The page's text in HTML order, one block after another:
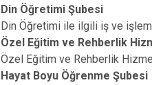
Din Öğretimi Şubesi
Din Öğretimi ile ilgili iş ve
Özel Eğitim ve Rehberlik
Özel Eğitim ve Rehberlik
Hayat Boyu Öğrenme Şubesi